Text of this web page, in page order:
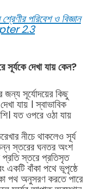
পরিবেশ ও বিজ্ঞান
2.3
দেখা যায় কেন?
সূর্যোদয়ের কিছু
যায় । স্বাভাবিক
যত ওপরে ওঠা যায়
নীচে থাকলেও সূর্য
স্তরের ঘনতর অংশ
স্তরে প্রতিসৃত
একটি বাঁকা পথে ভূপৃষ্ঠে
পথ অনুসরণ করতে পারে